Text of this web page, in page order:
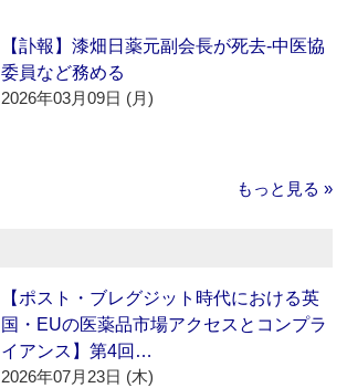
【訃報】漆畑日薬元副会長が死去‐中医協
委員など務める
2026年03月09日 (月)
もっと見る »
【ポスト・ブレグジット時代における英
国・EUの医薬品市場アクセスとコンプラ
イアンス】第4回…
2026年07月23日 (木)